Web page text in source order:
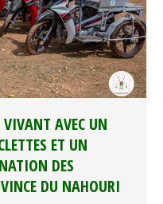
VIVANT AVEC UN
ET UN
DES
DU NAHOURI